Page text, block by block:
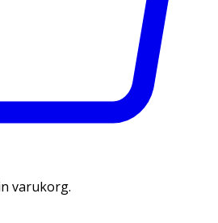
varukorg.